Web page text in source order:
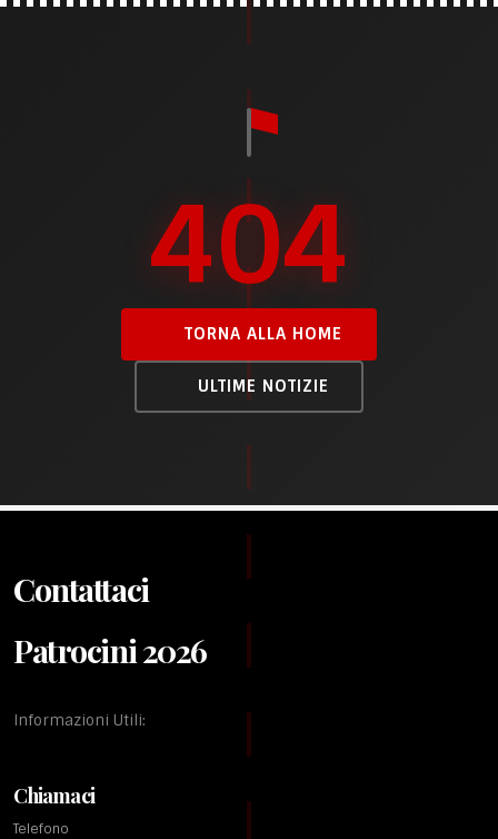
404
TORNA ALLA HOME
ULTIME NOTIZIE
Contattaci
Patrocini 2026
Informazioni Utili:
Chiamaci
Telefono